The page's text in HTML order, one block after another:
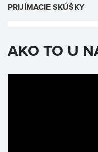
PRIJÍMACIE SKÚŠKY
AKO TO U